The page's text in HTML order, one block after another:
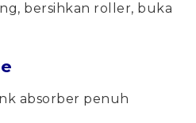
bersihkan roller, buka
absorber penuh